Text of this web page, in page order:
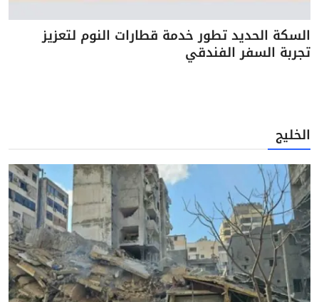
السكة الحديد تطور خدمة قطارات النوم لتعزيز
تجربة السفر الفندقي
الخليج